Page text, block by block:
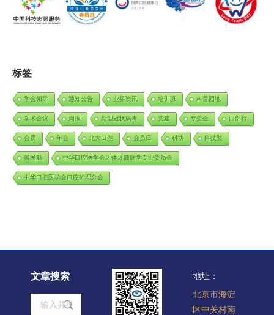
标签
学会领导 通知公告 业界资讯 培训班 科普园地
学术会议 周报 新型冠状病毒 党建 专委会 西部行
会员 年会 北大口腔 会员日 科协 科技奖
傅民魁 中华口腔医学会牙体牙髓病学专业委员会
中华口腔医学会口腔护理分会
文章搜索
Search:
地址：
北京市海淀
区中关村南